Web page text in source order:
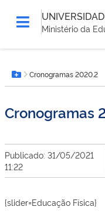
Ministério da
está
aqui:Botão Menu
Cronogramas 2020.2
Cronogramas
Publicado: 31/05/2021
11:22
{slider=Educação Física}